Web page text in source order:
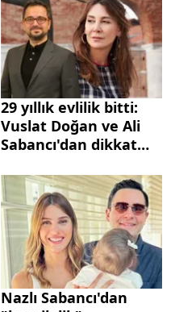
29 yıllık evlilik bitti:
Vuslat Doğan ve Ali
Sabancı'dan dikkat
Nazlı Sabancı'dan